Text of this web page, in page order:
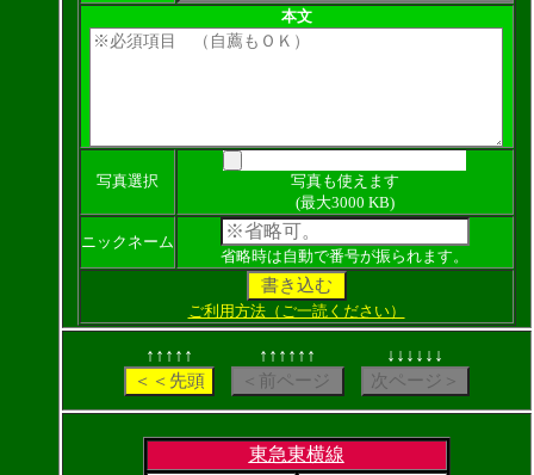
本文
写真選択
写真も使えます
(最大3000 KB)
ニックネーム
省略時は自動で番号が振られます。
ご利用方法（ご一読ください）
↑↑↑↑↑ ↑↑↑↑↑↑ ↓↓↓↓↓↓
東急東横線